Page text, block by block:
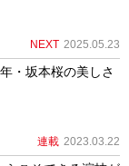
NEXT 2025.05.23
・坂本桜の美しさ
連載 2023.03.22